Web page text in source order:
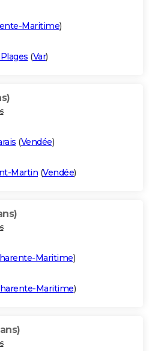
Maritime)
(Var)
(Vendée)
Martin (Vendée)
Maritime)
Maritime)